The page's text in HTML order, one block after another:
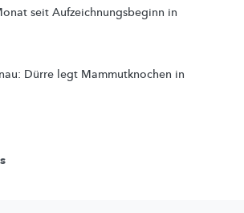
seit Aufzeichnungsbeginn in
Dürre legt Mammutknochen in